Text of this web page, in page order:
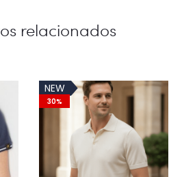
relacionados
NEW
30%